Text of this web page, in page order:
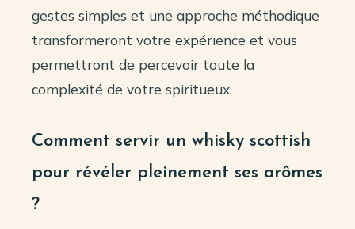
gestes simples et une approche méthodique
transformeront votre expérience et vous
permettront de percevoir toute la
complexité de votre spiritueux.
Comment servir un whisky scottish
pour révéler pleinement ses arômes
?